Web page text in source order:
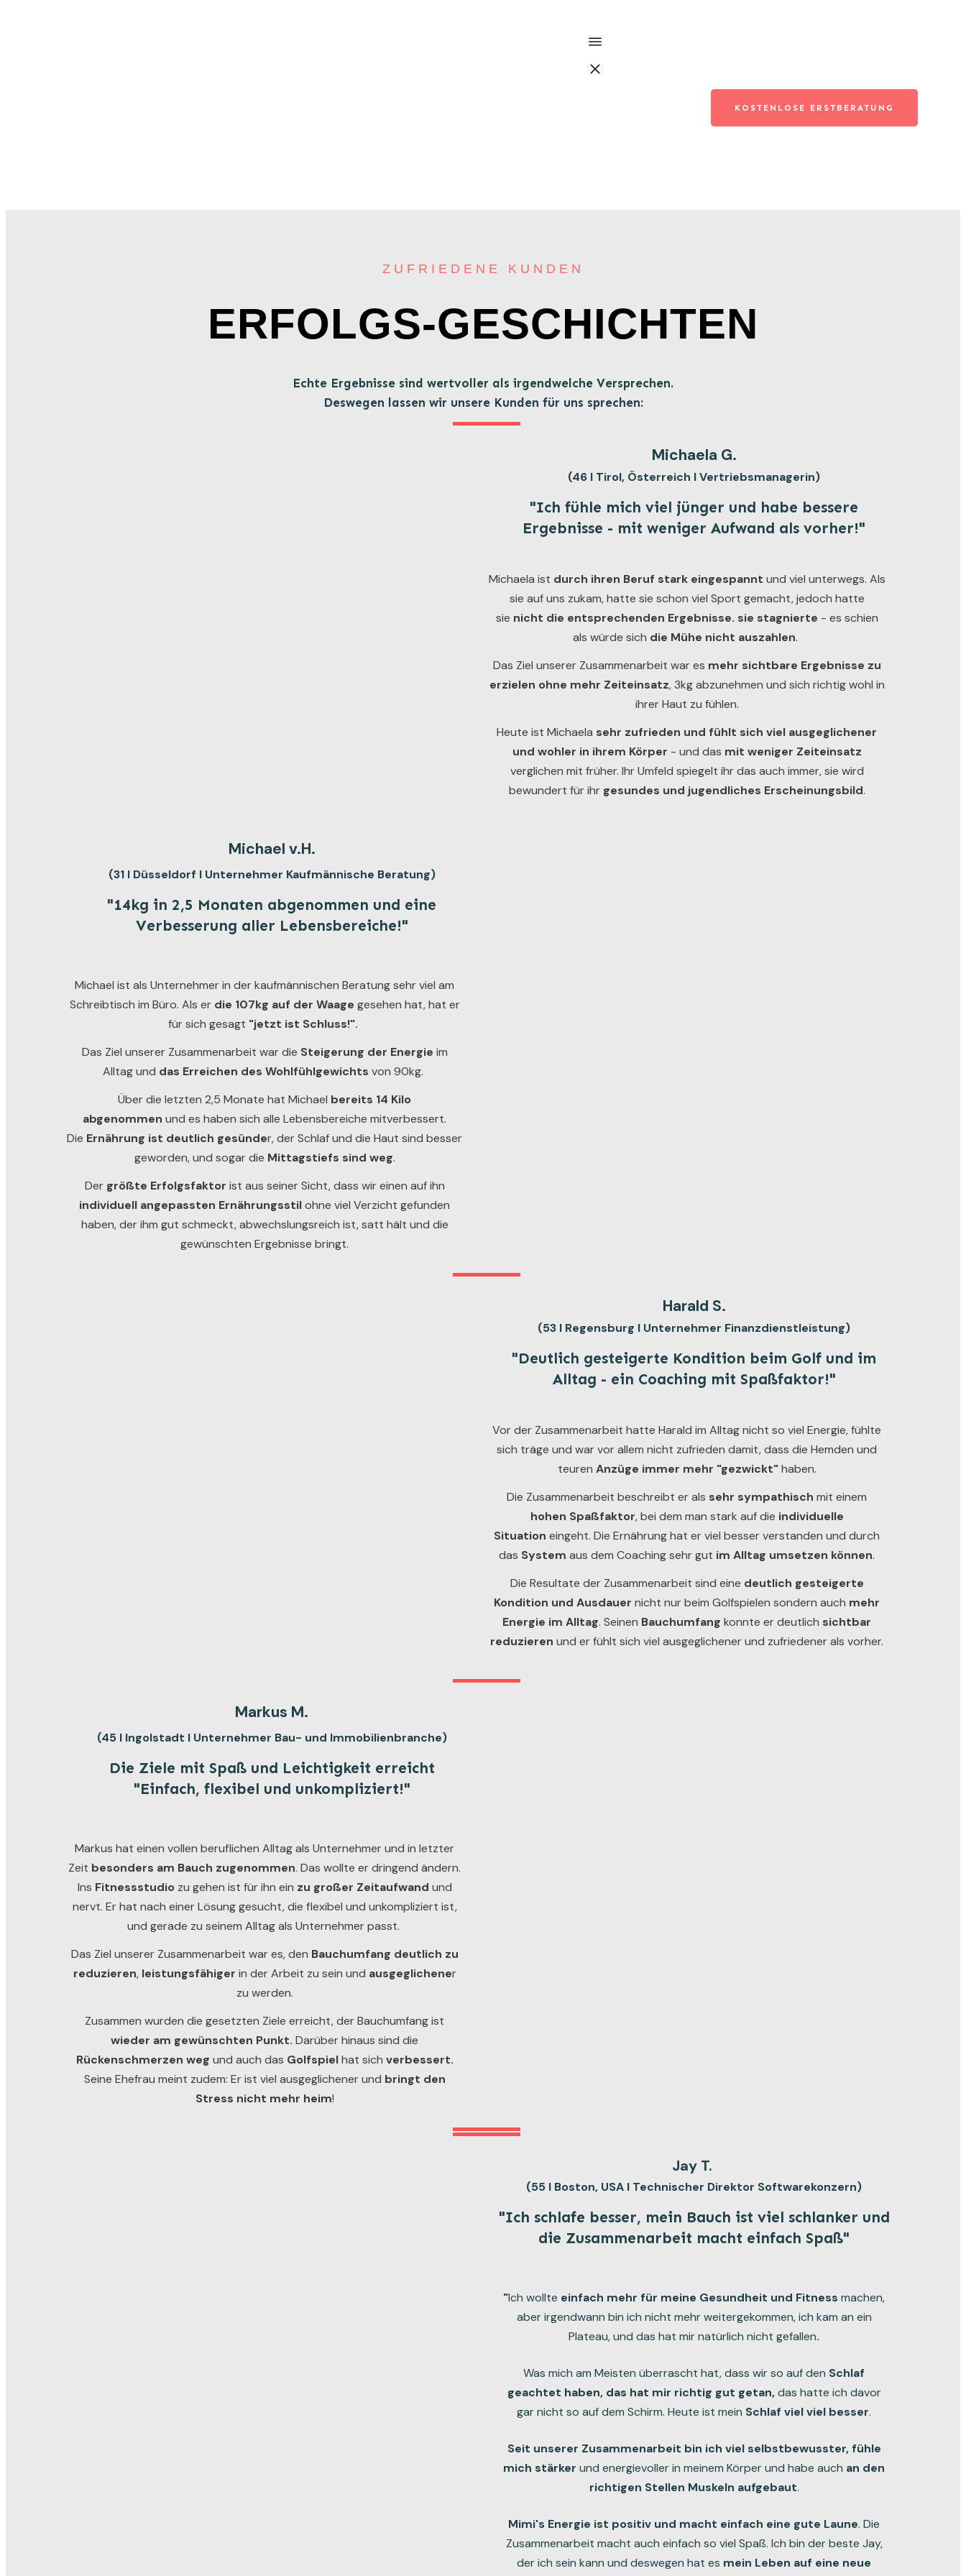
KOSTENLOSE ERSTBERATUNG
ZUFRIEDENE KUNDEN
ERFOLGS-GESCHICHTEN
Echte Ergebnisse sind wertvoller als irgendwelche Versprechen.
Deswegen lassen wir unsere Kunden für uns sprechen:
Michaela G.
(46 I Tirol, Österreich I Vertriebsmanagerin)
"Ich fühle mich viel jünger und habe bessere
Ergebnisse - mit weniger Aufwand als vorher!"
Michaela ist durch ihren Beruf stark eingespannt und viel unterwegs. Als
sie auf uns zukam, hatte sie schon viel Sport gemacht, jedoch hatte
sie nicht die entsprechenden Ergebnisse. sie stagnierte - es schien
als würde sich die Mühe nicht auszahlen.
Das Ziel unserer Zusammenarbeit war es mehr sichtbare Ergebnisse zu
erzielen ohne mehr Zeiteinsatz, 3kg abzunehmen und sich richtig wohl in
ihrer Haut zu fühlen.
Heute ist Michaela sehr zufrieden und fühlt sich viel ausgeglichener
und wohler in ihrem Körper - und das mit weniger Zeiteinsatz
verglichen mit früher. Ihr Umfeld spiegelt ihr das auch immer, sie wird
bewundert für ihr gesundes und jugendliches Erscheinungsbild.
Michael v.H.
(31 I Düsseldorf I Unternehmer Kaufmännische Beratung)
"14kg in 2,5 Monaten abgenommen und eine
Verbesserung aller Lebensbereiche!"
Michael ist als Unternehmer in der kaufmännischen Beratung sehr viel am
Schreibtisch im Büro. Als erdie 107kg auf der Waage gesehen hat, hat er
für sich gesagt "jetzt ist Schluss!".
Das Ziel unserer Zusammenarbeit war die Steigerung der Energie im
Alltag und das Erreichen des Wohlfühlgewichts von 90kg.
Über die letzten 2,5 Monate hat Michael bereits 14 Kilo
abgenommen und es haben sich alle Lebensbereiche mitverbessert.
Die Ernährung ist deutlich gesünder, der Schlaf und die Haut sind besser
geworden, und sogar die Mittagstiefs sind weg.
Der größte Erfolgsfaktor ist aus seiner Sicht, dass wir einen auf ihn
individuell angepassten Ernährungsstilohne viel Verzicht gefunden
haben, der ihm gut schmeckt, abwechslungsreich ist, satt hält und die
gewünschten Ergebnisse bringt.
Harald S.
(53 I Regensburg I Unternehmer Finanzdienstleistung)
"Deutlich gesteigerte Kondition beim Golf und im
Alltag - ein Coaching mit Spaßfaktor!"
Vor der Zusammenarbeit hatte Harald im Alltag nicht so viel Energie, fühlte
sich träge und war vor allem nicht zufrieden damit, dass die Hemden und
teuren Anzüge immer mehr "gezwickt"haben.
Die Zusammenarbeit beschreibt er als sehr sympathischmit einem
hohen Spaßfaktor, bei dem man stark auf die individuelle
Situation eingeht. Die Ernährung hat er viel besser verstanden und durch
das System aus dem Coachingsehr gut im Alltag umsetzen können.
Die Resultate der Zusammenarbeit sind eine deutlich gesteigerte
Kondition und Ausdauernicht nur beim Golfspielen sondern auch mehr
Energie im Alltag. Seinen Bauchumfang konnte er deutlich sichtbar
reduzieren und er fühlt sich viel ausgeglichener und zufriedener als vorher.
Markus M.
(45 I Ingolstadt I Unternehmer Bau- und Immobilienbranche)
Die Ziele mit Spaß und Leichtigkeit erreicht
"Einfach, flexibel und unkompliziert!"
Markus hat einen vollen beruflichen Alltag als Unternehmer und in letzter
Zeit besonders am Bauch zugenommen. Das wollte er dringend ändern.
Ins Fitnessstudio zu gehen ist für ihn ein zu großer Zeitaufwand und
nervt. Er hat nach einer Lösung gesucht, die flexibel und unkompliziert ist,
und gerade zu seinem Alltag als Unternehmer passt.
Das Ziel unserer Zusammenarbeit war es, den Bauchumfang deutlich zu
reduzieren, leistungsfähiger in der Arbeit zu sein und ausgeglichener
zu werden.
Zusammen wurden die gesetzten Ziele erreicht, der Bauchumfang ist
wieder am gewünschten Punkt. Darüber hinaus sind die
Rückenschmerzen weg und auch das Golfspielhat sich verbessert.
Seine Ehefrau meint zudem: Er ist viel ausgeglichener und bringt den
Stress nicht mehr heim!
Jay T.
(55 I Boston, USA I Technischer Direktor Softwarekonzern)
"Ich schlafe besser, mein Bauch ist viel schlanker und
die Zusammenarbeit macht einfach Spaß"
"Ich wollte einfach mehr für meine Gesundheit und Fitness machen,
aber irgendwann bin ich nicht mehr weitergekommen, ich kam an ein
Plateau, und das hat mir natürlich nicht gefallen.
Was mich am Meisten überrascht hat, dass wir so auf den Schlaf
geachtet haben, das hat mir richtig gut getan,das hatte ich davor
gar nicht so auf dem Schirm. Heute ist mein Schlaf viel viel besser.
Seit unserer Zusammenarbeit bin ich viel selbstbewusster, fühle
mich stärker und energievoller in meinem Körper und habe auch an den
richtigen Stellen Muskeln aufgebaut.
Mimi's Energie ist positiv und macht einfach eine gute Laune. Die
Zusammenarbeit macht auch einfach so viel Spaß. Ich bin der beste Jay,
der ich sein kann und deswegen hat es mein Leben auf eine neue